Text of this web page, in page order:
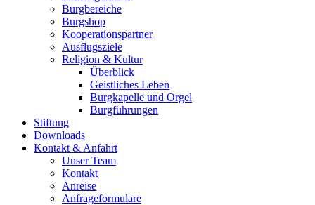
Burgbereiche
Burgshop
Kooperationspartner
Ausflugsziele
Religion & Kultur
Überblick
Geistliches Leben
Burgkapelle und Orgel
Burgführungen
Stiftung
Downloads
Kontakt & Anfahrt
Unser Team
Kontakt
Anreise
Anfrageformulare